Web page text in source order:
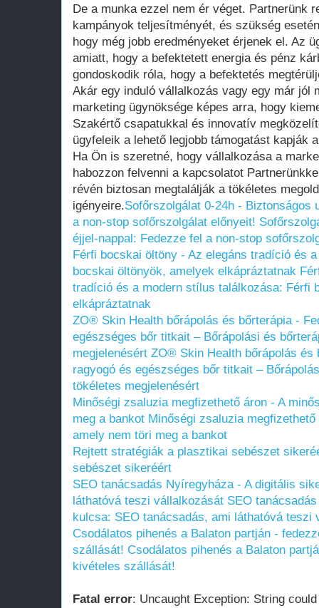
De a munka ezzel nem ér véget. Partnerünk
kampányok teljesítményét, és szükség
hogy még jobb eredményeket érjenek el. Az
amiatt, hogy a befektetett energia és pénz
gondoskodik róla, hogy a befektetés
Akár egy induló vállalkozás vagy egy már jól
marketing ügynöksége képes arra, hogy
Szakértő csapatukkal és innovatív
ügyfeleik a lehető legjobb támogatást kapják
Ha Ön is szeretné, hogy vállalkozása a
habozzon felvenni a kapcsolatot
révén biztosan megtalálják a tökéletes
igényeire.Sofőrszolgálat 0-24h - Biztonságos
a non-stop sofőrszolgálat előnyeit!
éjjel-nappal: Fedezze fel a non-stop
Férfi bocskai öltöny - Az elegáns tradíció és
bocskai öltönyök, amelyek elkápráztatnak
tradíció és a modern stílus találkozása: Férfi
elkápráztatnak
ZO® Skin Health bőrápolás és bőrterápia -
egészséges bőr titkait – Bőrápolási és
megjelenésért ZO® Skin Health bőrápolás és
ragyogó és egészséges bőr titkait –
tökéletes megjelenésért
Minőségi zsaluzia megfizethető áron - A
meg a bankot Minőségi zsaluzia
amely nem töri meg a bankot
Rejtett stratégiák a plasztikai sebészet
sebészet sikeréért
SEO tanácsadás Nyíregyháza - A digitális
láthatóvá teszi vállalkozását SEO
kulcsa: SEO tanácsadás, ami láthatóvá teszi
Csodálatos pihenés a Balaton partján -
szállását! Csodálatos pihenés a Balaton
kivételes szállását!
Fatal error: Uncaught Exception: String